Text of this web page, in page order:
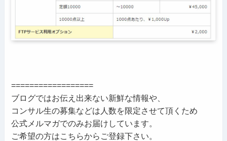
==================
ブログではお伝え出来ない新鮮な情報や、
コンサル生の募集などは人数を限定させて頂くため
公式メルマガでのみお届けしています。
ご希望の方はこちらからご登録下さい。